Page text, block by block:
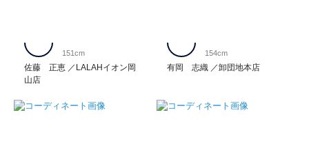
佐藤 正恵
LALAHイオン岡
山店
151cm
有岡 志織 卸団地本店
154cm